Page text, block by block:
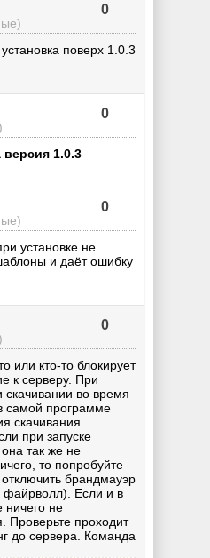
0
поверх 1.0.3
0
1.0.3
0
установке не
и даёт ошибку
0
или кто-то блокирует
к серверу. При
скачивании во время
самой программе
скачивания
при запуске
так же не
то попробуйте
брандмауэр
файрволл). Если и в
ничего не
Проверьте проходит
до сервера. Команда